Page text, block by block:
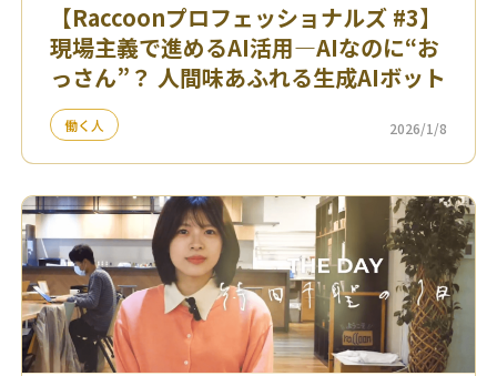
【Raccoonプロフェッショナルズ #3】
現場主義で進めるAI活用—AIなのに“お
っさん”？ 人間味あふれる生成AIボット
働く人 2026/1/8